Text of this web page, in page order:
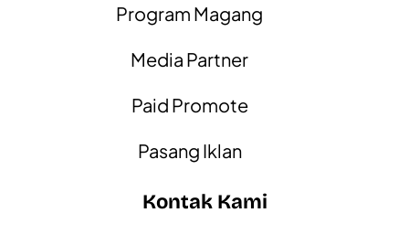
Program Magang
Media Partner
Paid Promote
Pasang Iklan
Kontak Kami